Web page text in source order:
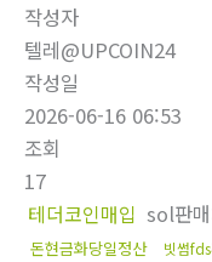
작성자
텔레@UPCOIN24
작성일
2026-06-16 06:53
조회
17
테더코인매입 sol판
돈현금화당일정산 빗썸